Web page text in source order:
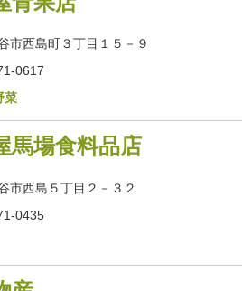
市西島町３丁目１５－９
0617
菜
馬場食料品店
市西島５丁目２－３２
0435